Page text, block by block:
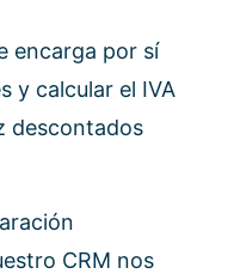
encarga por sí
y calcular el IVA
descontados
CRM nos